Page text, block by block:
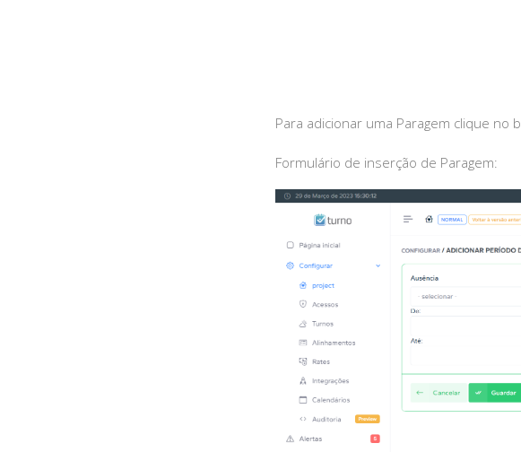
Para adicionar uma Paragem clique no
Formulário de inserção de Paragem: